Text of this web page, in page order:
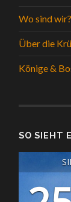
Wo sind wir?
Über die
Könige &
SO SIEHT